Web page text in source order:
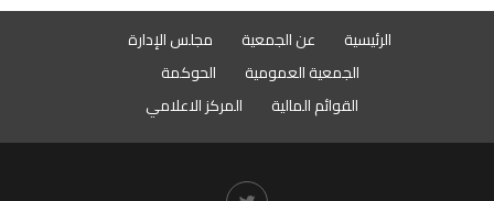
الرئيسية عن الجمعية
مجلس الإدارة
الجمعية العمومية
الحوكمة
القوائم المالية
المركز الاعلامي